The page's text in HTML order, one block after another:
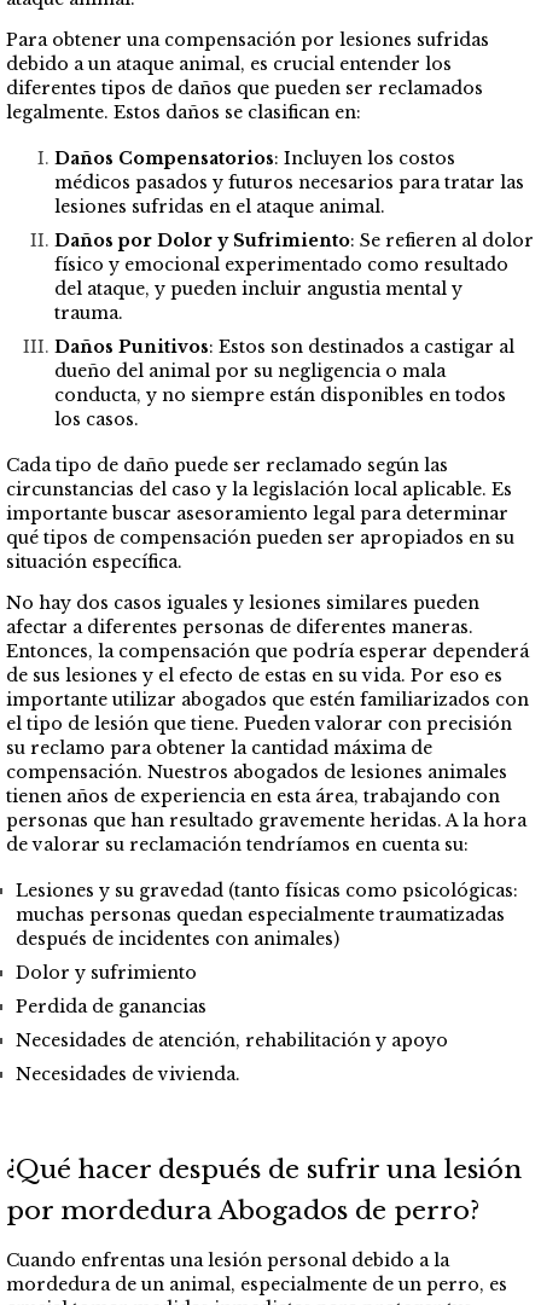
Para obtener una compensación por lesiones sufridas
debido a un ataque animal, es crucial entender los
diferentes tipos de daños que pueden ser reclamados
legalmente. Estos daños se clasifican en:
Daños Compensatorios: Incluyen los costos
médicos pasados y futuros necesarios para tratar las
lesiones sufridas en el ataque animal.
Daños por Dolor y Sufrimiento: Se refieren al dolor
físico y emocional experimentado como resultado
del ataque, y pueden incluir angustia mental y
trauma.
Daños Punitivos: Estos son destinados a castigar al
dueño del animal por su negligencia o mala
conducta, y no siempre están disponibles en todos
los casos.
Cada tipo de daño puede ser reclamado según las
circunstancias del caso y la legislación local aplicable. Es
importante buscar asesoramiento legal para determinar
qué tipos de compensación pueden ser apropiados en su
situación específica.
No hay dos casos iguales y lesiones similares pueden
afectar a diferentes personas de diferentes maneras.
Entonces, la compensación que podría esperar dependerá
de sus lesiones y el efecto de estas en su vida. Por eso es
importante utilizar abogados que estén familiarizados con
el tipo de lesión que tiene. Pueden valorar con precisión
su reclamo para obtener la cantidad máxima de
compensación. Nuestros abogados de lesiones animales
tienen años de experiencia en esta área, trabajando con
personas que han resultado gravemente heridas. A la hora
de valorar su reclamación tendríamos en cuenta su:
Lesiones y su gravedad (tanto físicas como psicológicas:
muchas personas quedan especialmente traumatizadas
después de incidentes con animales)
Dolor y sufrimiento
Perdida de ganancias
Necesidades de atención, rehabilitación y apoyo
Necesidades de vivienda.
¿Qué hacer después de sufrir una lesión
por mordedura Abogados de perro?
Cuando enfrentas una lesión personal debido a la
mordedura de un animal, especialmente de un perro, es